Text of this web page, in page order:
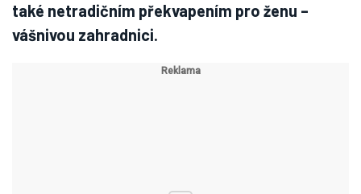
také netradičním překvapením pro ženu –
vášnivou zahradnici.